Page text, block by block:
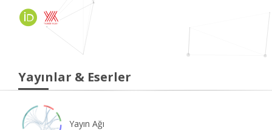
Yayınlar & Eserler
Yayın Ağı